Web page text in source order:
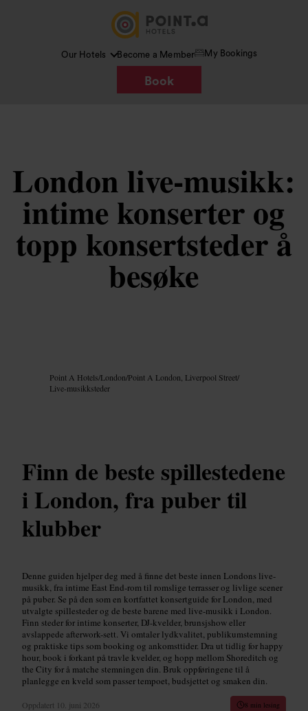
Our Hotels Become a Member My Bookings
Book
London live-musikk:
intime konserter og
topp konsertsteder å
besøke
Point A Hotels/London/Point A London, Liverpool Street/
Live-musikksteder
Finn de beste spillestedene
i London, fra puber til
klubber
Denne guiden hjelper deg med å finne det beste innen Londons live-
musikk, fra intime East End-rom til romslige terrasser og livlige scener
på puber. Se på den som en kortfattet konsertguide for London, med
utvalgte spillesteder og de beste barene med live-musikk i London.
Finn steder for intime konserter, DJ-kvelder, brunsjshow eller
avslappede afterwork-sett. Vi omtaler lydkvalitet, publikumstemning
og praktiske tips som booking og ankomsttider. Dra ut tidlig for happy
hour, book i forkant på travle kvelder, og hopp mellom Shoreditch og
the City for å matche stemningen din. Bruk oppføringene til å
planlegge en kveld som passer tempoet, budsjettet og smaken din.
Oppdatert 10. juni 2026 8 min lesing